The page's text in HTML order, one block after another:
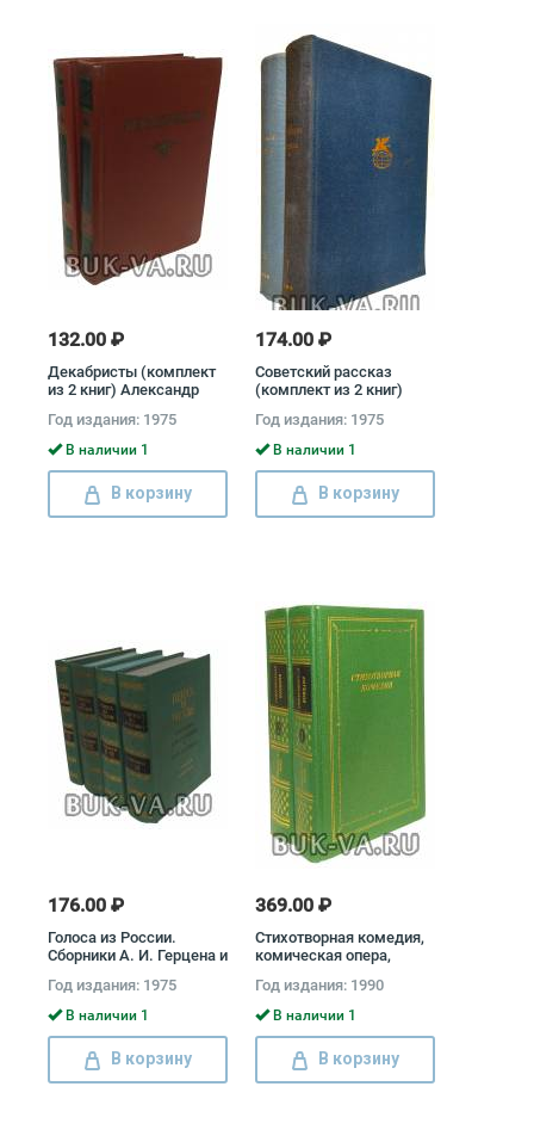
132.00 ₽
Декабристы (комплект
из 2 книг) Александр
Вильгельм
Кюхельбекер, Павел
Катенин, Владимир
Раевский, Александр
Одоевский, Федор
Глинка
Год издания: 1975
В наличии 1
В корзину
174.00 ₽
Советский рассказ
(комплект из 2 книг)
Эренбург
Год издания: 1975
В наличии 1
В корзину
176.00 ₽
Голоса из России.
Сборники А. И. Герцена и
из 4 книг) Александр
Герцен, Николай Огарев
Год издания: 1975
В наличии 1
В корзину
369.00 ₽
Стихотворная комедия,
комическая опера,
начала XIX века
(комплект из 2 книг)
Иван Крылов, Михаил
Загоскин, Денис
Фонвизин, Александр
Аблесимов, Михаил
Год издания: 1990
В наличии 1
В корзину